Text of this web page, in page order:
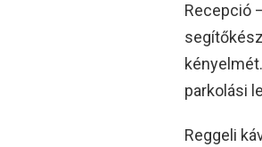
Recepció
parkolási
Reggeli